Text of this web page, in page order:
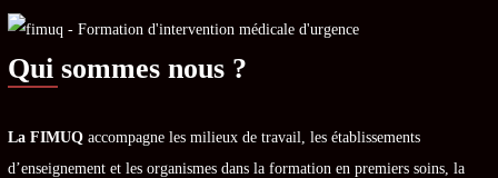
Qui sommes nous ?
La FIMUQ accompagne les milieux de travail, les établissements
d’enseignement et les organismes dans la formation en premiers soins, la